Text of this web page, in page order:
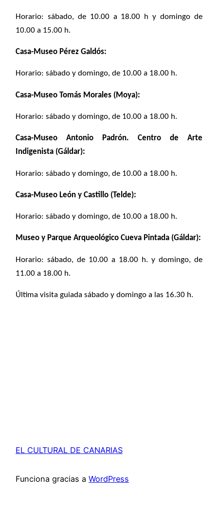
Horario: sábado, de 10.00 a 18.00 h y domingo de
10.00 a 15.00 h.
Casa-Museo Pérez Galdós:
Horario: sábado y domingo, de 10.00 a 18.00 h.
Casa-Museo Tomás Morales (Moya):
Horario: sábado y domingo, de 10.00 a 18.00 h.
Casa-Museo Antonio Padrón. Centro de Arte
Indigenista (Gáldar):
Horario: sábado y domingo, de 10.00 a 18.00 h.
Casa-Museo León y Castillo (Telde):
Horario: sábado y domingo, de 10.00 a 18.00 h.
Museo y Parque Arqueológico Cueva Pintada (Gáldar):
Horario: sábado, de 10.00 a 18.00 h. y domingo, de
11.00 a 18.00 h.
Última visita guiada sábado y domingo a las 16.30 h.
EL CULTURAL DE CANARIAS
Funciona gracias a WordPress